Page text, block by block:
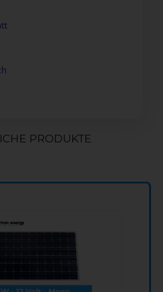
PRODUKTE